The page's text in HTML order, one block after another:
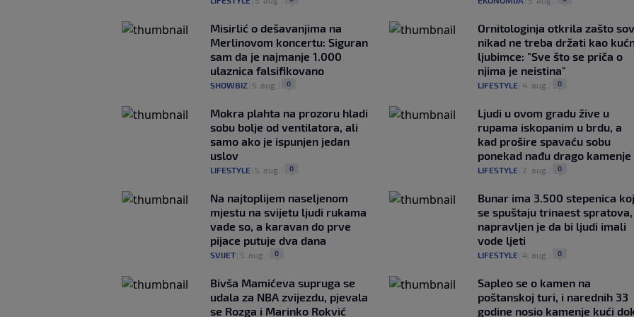
Misirlić o dešavanjima na
Merlinovom koncertu: Siguran
sam da je najmanje 1.000
ulaznica falsifikovano
SHOWBIZ 5. aug. 0
Ornitologinja otkrila zašto
nikad ne treba držati kao
ljubimce: "Sve što se priča o
njima je neistina"
LIFESTYLE| 4. aug. 0
Mokra plahta na prozoru hladi
sobu bolje od ventilatora, ali
samo ako je ispunjen jedan
uslov
LIFESTYLE 5. aug. 0
Ljudi u ovom gradu žive u
rupama iskopanim u brdu, a
kad prošire spavaću sobu
ponekad nađu drago kamenje
LIFESTYLE| 2. aug. 0
Na najtoplijem naseljenom
mjestu na svijetu ljudi rukama
vade so, a karavan do prve
pijace putuje dva dana
SVIJET 5. aug. 0
Bunar imа 3.500 stepenica
se spuštaju trinaest spratova,
napravljen je da bi ljudi imali
vode ljeti
LIFESTYLE| 4. aug. 0
Bivša Mamićeva supruga se
udala za NBA zvijezdu, pjevala
se Rozga i Marinko Rokvić
Saplео se o kamen na
poštanskoj turi, i narednih 33
godine nosio kamenje kući